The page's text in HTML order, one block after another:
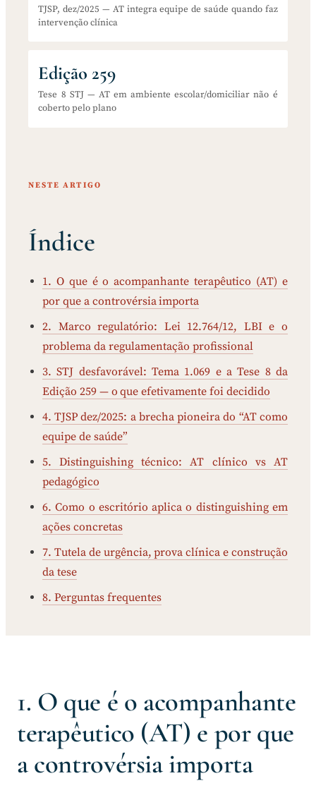
TJSP, dez/2025 — AT integra equipe de saúde quando faz
intervenção clínica
Edição 259
Tese 8 STJ — AT em ambiente escolar/domiciliar não é
coberto pelo plano
NESTE ARTIGO
Índice
1. O que é o acompanhante terapêutico (AT) e
por que a controvérsia importa
2. Marco regulatório: Lei 12.764/12, LBI e o
problema da regulamentação profissional
3. STJ desfavorável: Tema 1.069 e a Tese 8 da
Edição 259 — o que efetivamente foi decidido
4. TJSP dez/2025: a brecha pioneira do “AT como
equipe de saúde”
5. Distinguishing técnico: AT clínico vs AT
pedagógico
6. Como o escritório aplica o distinguishing em
ações concretas
7. Tutela de urgência, prova clínica e construção
da tese
8. Perguntas frequentes
1. O que é o acompanhante
terapêutico (AT) e por que
a controvérsia importa